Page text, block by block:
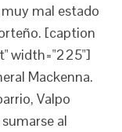
mal estado
[caption
width="225"]
Mackenna.
Valpo
al